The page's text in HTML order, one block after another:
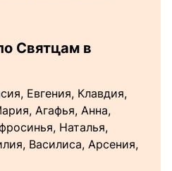
Святцам в
Евгения, Клавдия,
Агафья, Анна,
Наталья,
Василиса, Арсения,